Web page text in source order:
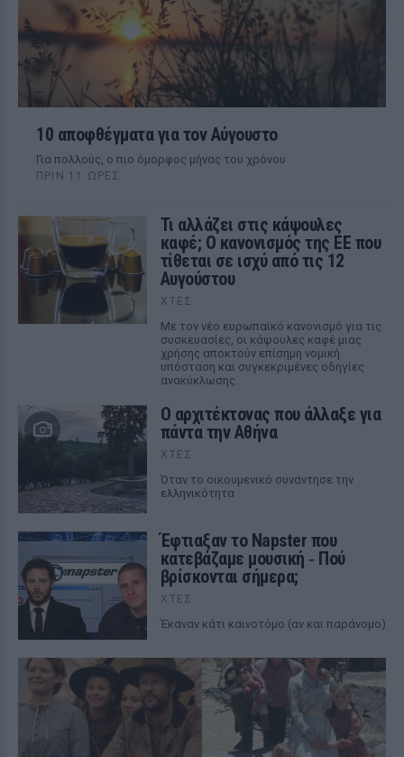
10 αποφθέγματα για τον Αύγουστο
Για πολλούς, ο πιο όμορφος μήνας του χρόνου
ΠΡΙΝ 11 ΏΡΕΣ
Τι αλλάζει στις κάψουλες
καφέ; Ο κανονισμός της ΕΕ που
τίθεται σε ισχύ από τις 12
Αυγούστου
ΧΤΕΣ
Με τον νέο ευρωπαϊκό κανονισμό για τις
συσκευασίες, οι κάψουλες καφέ μιας
χρήσης αποκτούν επίσημη νομική
υπόσταση και συγκεκριμένες οδηγίες
ανακύκλωσης.
Ο αρχιτέκτονας που άλλαξε για
πάντα την Αθήνα
ΧΤΕΣ
Όταν το οικουμενικό συνάντησε την
ελληνικότητα
Έφτιαξαν το Napster που
κατεβάζαμε μουσική ‑ Πού
βρίσκονται σήμερα;
ΧΤΕΣ
Έκαναν κάτι καινοτόμο (αν και παράνομο)